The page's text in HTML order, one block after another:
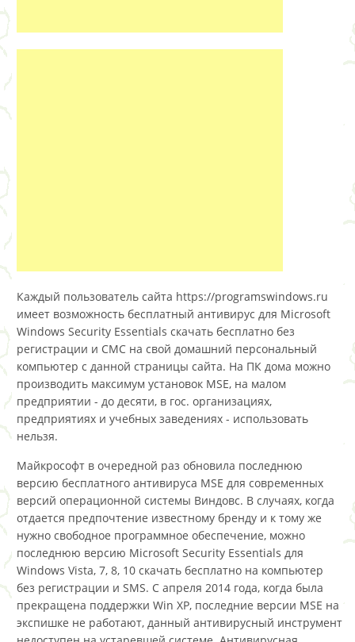
Каждый пользователь сайта https://programswindows.ru
имеет возможность бесплатный антивирус для Microsoft
Windows Security Essentials скачать бесплатно без
регистрации и СМС на свой домашний персональный
компьютер с данной страницы сайта. На ПК дома можно
производить максимум установок MSE, на малом
предприятии - до десяти, в гос. организациях,
предприятиях и учебных заведениях - использовать
нельзя.
Майкрософт в очередной раз обновила последнюю
версию бесплатного антивируса MSE для современных
версий операционной системы Виндовс. В случаях, когда
отдается предпочтение известному бренду и к тому же
нужно свободное программное обеспечение, можно
последнюю версию Microsoft Security Essentials для
Windows Vista, 7, 8, 10 скачать бесплатно на компьютер
без регистрации и SMS. C апреля 2014 года, когда была
прекращена поддержки Win XP, последние версии MSE на
экспишке не работают, данный антивирусный инструмент